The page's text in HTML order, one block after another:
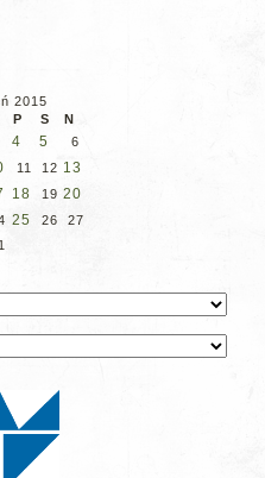
2015
P S N
4 5 6
11 12 13
18 19 20
25 26
27